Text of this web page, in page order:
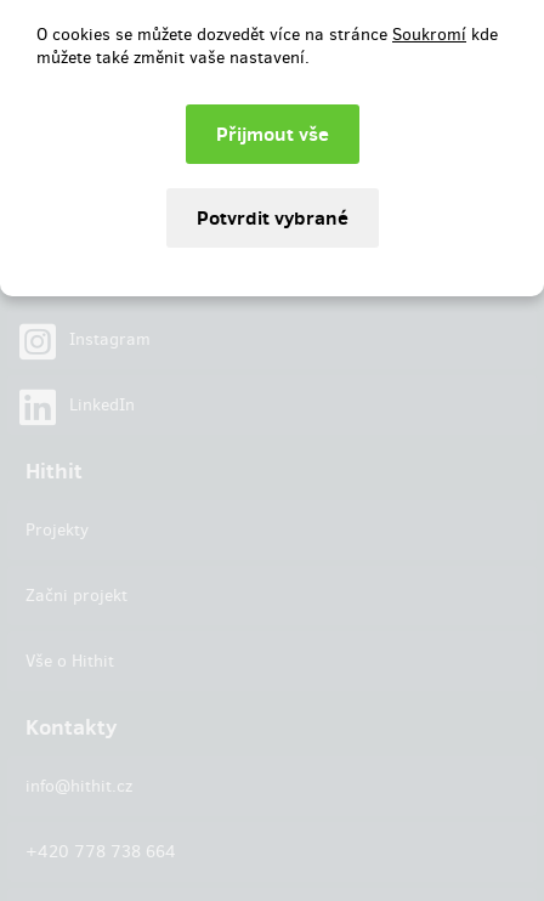
O cookies se můžete dozvedět více na stránce Soukromí kde
můžete také změnit vaše nastavení.
Instagram
LinkedIn
Hithit
Projekty
Začni projekt
Vše o Hithit
Kontakty
info@hithit.cz
+420 778 738 664